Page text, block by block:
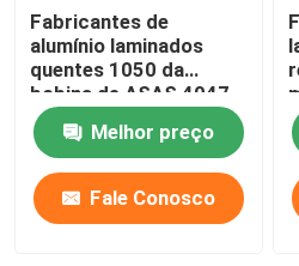
Fábrica
Controle de Qualidade
Pedir um orçamento
Fabricantes de
alumínio laminados
quentes 1050 da
bobina de ASAS 4047
7023 decoração AA
fino 1110Melhor preço
Fale Conosco